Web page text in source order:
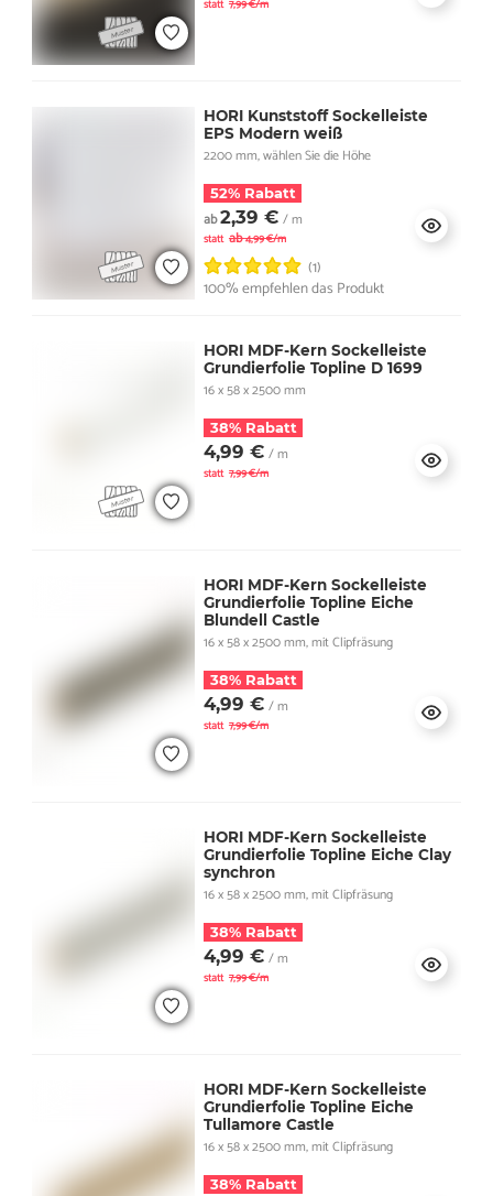
statt 7,99 €/m
HORI Kunststoff Sockelleiste
EPS Modern weiß
2200 mm, wählen Sie die Höhe
52% Rabatt
ab2,39 € / m
statt ab4,99 €/m
(1)
100% empfehlen das Produkt
HORI MDF-Kern Sockelleiste
Grundierfolie Topline D 1699
16 x 58 x 2500 mm
38% Rabatt
4,99 € / m
statt 7,99 €/m
HORI MDF-Kern Sockelleiste
Grundierfolie Topline Eiche
Blundell Castle
16 x 58 x 2500 mm, mit Clipfräsung
38% Rabatt
4,99 € / m
statt 7,99 €/m
HORI MDF-Kern Sockelleiste
Grundierfolie Topline Eiche Clay
synchron
16 x 58 x 2500 mm, mit Clipfräsung
38% Rabatt
4,99 € / m
statt 7,99 €/m
HORI MDF-Kern Sockelleiste
Grundierfolie Topline Eiche
Tullamore Castle
16 x 58 x 2500 mm, mit Clipfräsung
38% Rabatt